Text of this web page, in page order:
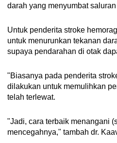
darah yang menyumbat
Untuk penderita stroke
untuk menurunkan tekanan
supaya pendarahan di otak
"Biasanya pada penderita
dilakukan untuk memulihkan
telah terlewat.
"Jadi, cara terbaik menangani
mencegahnya," tambah dr.